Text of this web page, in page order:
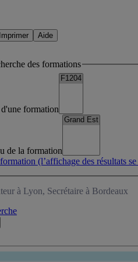
Aide
des formations
formation
de la formation
(l’affichage des résultats
à Lyon, Secrétaire à Bordeaux